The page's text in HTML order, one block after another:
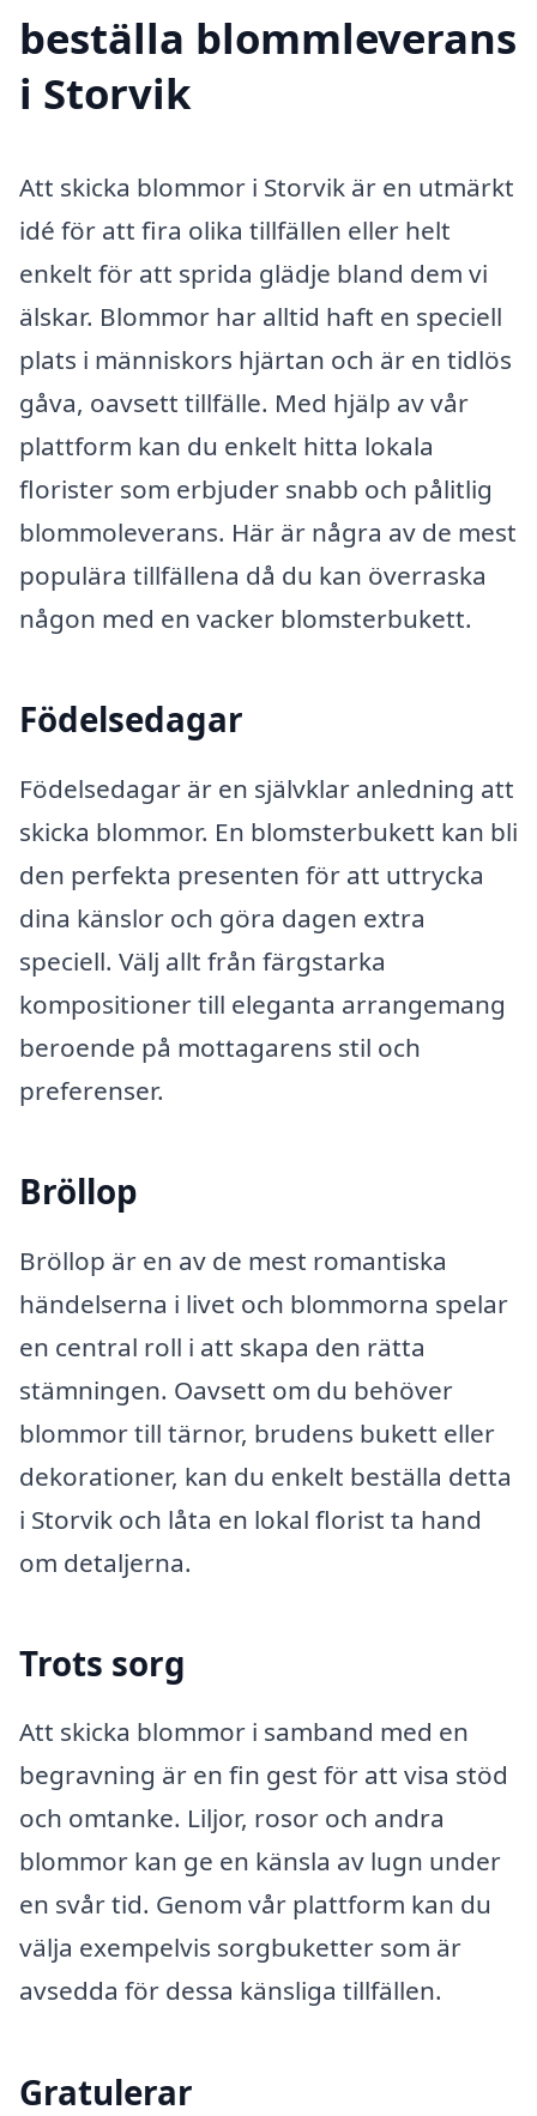
beställa blommleverans
i Storvik
Att skicka blommor i Storvik är en utmärkt
idé för att fira olika tillfällen eller helt
enkelt för att sprida glädje bland dem vi
älskar. Blommor har alltid haft en speciell
plats i människors hjärtan och är en tidlös
gåva, oavsett tillfälle. Med hjälp av vår
plattform kan du enkelt hitta lokala
florister som erbjuder snabb och pålitlig
blommoleverans. Här är några av de mest
populära tillfällena då du kan överraska
någon med en vacker blomsterbukett.
Födelsedagar
Födelsedagar är en självklar anledning att
skicka blommor. En blomsterbukett kan bli
den perfekta presenten för att uttrycka
dina känslor och göra dagen extra
speciell. Välj allt från färgstarka
kompositioner till eleganta arrangemang
beroende på mottagarens stil och
preferenser.
Bröllop
Bröllop är en av de mest romantiska
händelserna i livet och blommorna spelar
en central roll i att skapa den rätta
stämningen. Oavsett om du behöver
blommor till tärnor, brudens bukett eller
dekorationer, kan du enkelt beställa detta
i Storvik och låta en lokal florist ta hand
om detaljerna.
Trots sorg
Att skicka blommor i samband med en
begravning är en fin gest för att visa stöd
och omtanke. Liljor, rosor och andra
blommor kan ge en känsla av lugn under
en svår tid. Genom vår plattform kan du
välja exempelvis sorgbuketter som är
avsedda för dessa känsliga tillfällen.
Gratulerar